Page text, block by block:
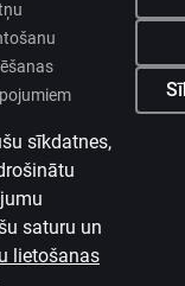
saturu un
lietošanas
karkasa